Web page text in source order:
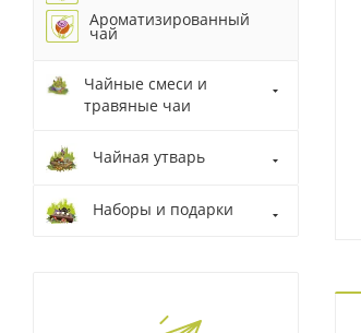
Ароматизированный
чай
Чайные смеси и
травяные чаи
Чайная утварь
Наборы и подарки